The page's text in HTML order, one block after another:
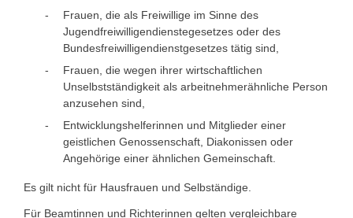
Frauen, die als Freiwillige im Sinne des
Jugendfreiwilligendienstegesetzes oder des
Bundesfreiwilligendienstgesetzes tätig sind,
Frauen, die wegen ihrer wirtschaftlichen
Unselbstständigkeit als arbeitnehmerähnliche Person
anzusehen sind,
Entwicklungshelferinnen und Mitglieder einer
geistlichen Genossenschaft, Diakonissen oder
Angehörige einer ähnlichen Gemeinschaft.
Es gilt nicht für Hausfrauen und Selbständige.
Für Beamtinnen und Richterinnen gelten vergleichbare